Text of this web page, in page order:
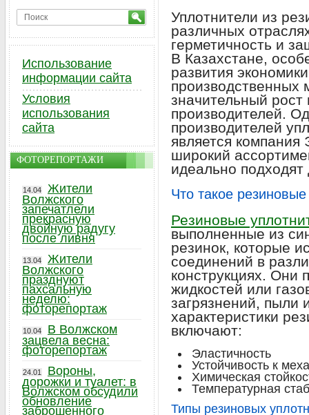
Уплотнители из
различных
герметичность и
В Казахстане,
развития
производственных
значительный рост
производителей.
производителей
является
широкий
идеально
Что такое
Резиновые
выполненные из
резинок, которые
соединений в
конструкциях. Они
жидкостей или
загрязнений, пыли
характеристики
включают:
Эластичность
Устойчивость к
Химическая
Температурная
Типы резиновых
Использование
информации сайта
Условия
использования
сайта
ФОТОРЕПОРТАЖИ
14.04
Жители
Волжского
запечатлели
прекрасную
двойную радугу
после ливня
13.04
Жители
Волжского
празднуют
пахсальную
неделю:
фоторепортаж
10.04
В Волжском
зацвела весна:
фоторепортаж
24.01
Вороны,
дорожки и туалет: в
Волжском обсудили
обновление
заброшенного